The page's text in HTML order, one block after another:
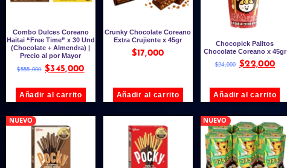
Combo Dulces Coreano
Haitai “Free Time” x 30 Und
(Chocolate + Almendra) |
Precio al por Mayor
$555,000 $345,000
Añadir al carrito
Crunky Chocolate Coreano
Extra Crujiente x 45gr
$17,000
Añadir al carrito
Chocopick Palitos
Chocolate Coreano x 45gr
$24,000 $22,000
Añadir al carrito
NUEVO NUEVO